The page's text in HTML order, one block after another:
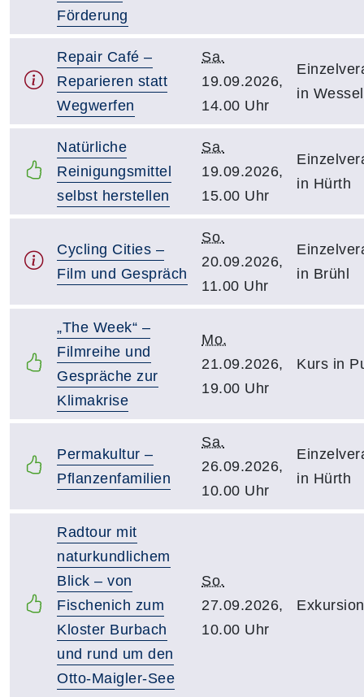
Förderung
Repair Café –
Reparieren statt
Wegwerfen
Sa.
19.09.2026,
14.00 Uhr
in
Natürliche
Reinigungsmittel
selbst herstellen
Sa.
19.09.2026,
15.00 Uhr
in Hürth
Cycling Cities –
Film und Gespräch
So.
20.09.2026,
11.00 Uhr
in Brühl
„The Week“ –
Filmreihe und
Gespräche zur
Klimakrise
Mo.
21.09.2026,
19.00 Uhr
Kurs in
Permakultur –
Pflanzenfamilien
Sa.
26.09.2026,
10.00 Uhr
in Hürth
Radtour mit
naturkundlichem
Blick – von
Fischenich zum
Kloster Burbach
und rund um den
Otto-Maigler-See
So.
27.09.2026,
10.00 Uhr